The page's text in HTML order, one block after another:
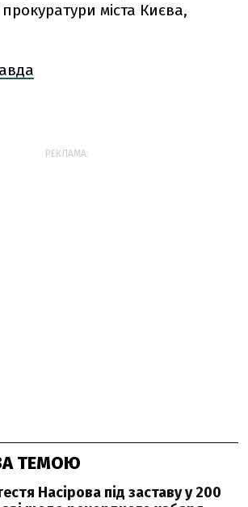
прокуратури міста Києва,
РЕКЛАМА:
ТЕМОЮ
Насірова під заставу у 200